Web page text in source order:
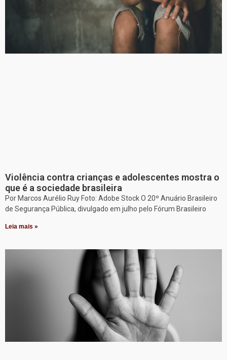
Violência contra crianças e adolescentes mostra o
que é a sociedade brasileira
Por Marcos Aurélio Ruy Foto: Adobe Stock O 20º Anuário Brasileiro
de Segurança Pública, divulgado em julho pelo Fórum Brasileiro
Leia mais »